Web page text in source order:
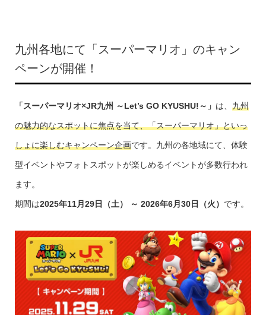
九州各地にて「スーパーマリオ」のキャン
ペーンが開催！
「スーパーマリオ×JR九州 ～Let’s GO KYUSHU!～」 は、 九州
の魅力的なスポットに焦点を当て、「スーパーマリオ」といっ
しょに楽しむキャンペーン企画です。九州の各地域にて、体験
型イベントやフォトスポットが楽しめるイベントが多数行われ
ます。
期間は2025年11月29日（土） ～ 2026年6月30日（火） です。